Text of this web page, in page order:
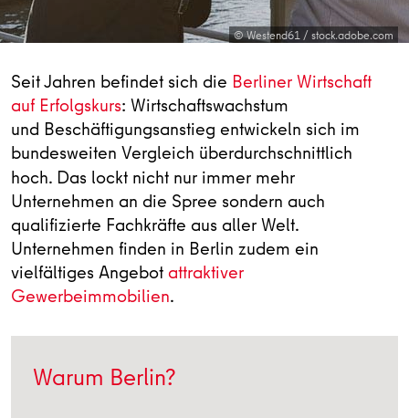
© Westend61 / stock.adobe.com
Seit Jahren befindet sich die Berliner Wirtschaft
auf Erfolgskurs: Wirtschaftswachstum
und Beschäftigungsanstieg entwickeln sich im
bundesweiten Vergleich überdurchschnittlich
hoch. Das lockt nicht nur immer mehr
Unternehmen an die Spree sondern auch
qualifizierte Fachkräfte aus aller Welt.
Unternehmen finden in Berlin zudem ein
vielfältiges Angebot attraktiver
Gewerbeimmobilien.
Warum Berlin?